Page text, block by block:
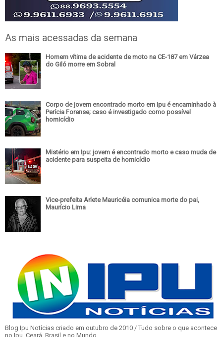
As mais acessadas da semana
Homem vítima de acidente de moto na CE-187 em Várzea
do Giló morre em Sobral
Corpo de jovem encontrado morto em Ipu é encaminhado à
Perícia Forense; caso é investigado como possível
homicídio
Mistério em Ipu: jovem é encontrado morto e caso muda de
acidente para suspeita de homicídio
Vice-prefeita Arlete Mauricéia comunica morte do pai,
Maurício Lima
Blog Ipu Notícias criado em outubro de 2010 / Tudo sobre o que acontece
no Ipu, Ceará, Brasil e no Mundo